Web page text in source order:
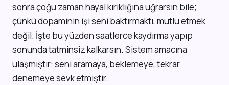
sonra çoğu zaman hayal kırıklığına uğrarsın bile;
çünkü dopaminin işi seni baktırmaktı, mutlu etmek
değil. İşte bu yüzden saatlerce kaydırma yapıp
sonunda tatminsiz kalkarsın. Sistem amacına
ulaşmıştır: seni aramaya, beklemeye, tekrar
denemeye sevk etmiştir.